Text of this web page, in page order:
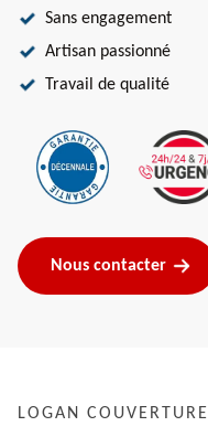
Sans engagement
Artisan passionné
Travail de qualité
Nous contacter
LOGAN COUVERTURE